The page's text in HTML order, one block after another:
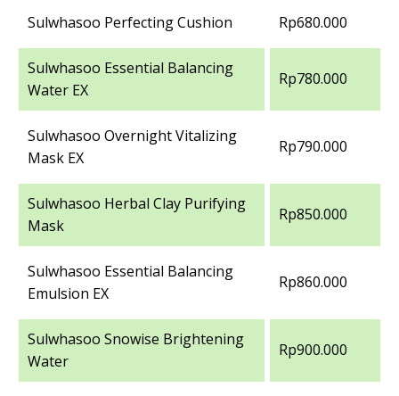
Sulwhasoo Perfecting Cushion Rp680.000
Sulwhasoo Essential Balancing
Water EX
Rp780.000
Sulwhasoo Overnight Vitalizing
Mask EX
Rp790.000
Sulwhasoo Herbal Clay Purifying
Mask
Rp850.000
Sulwhasoo Essential Balancing
Emulsion EX
Rp860.000
Sulwhasoo Snowise Brightening
Water
Rp900.000